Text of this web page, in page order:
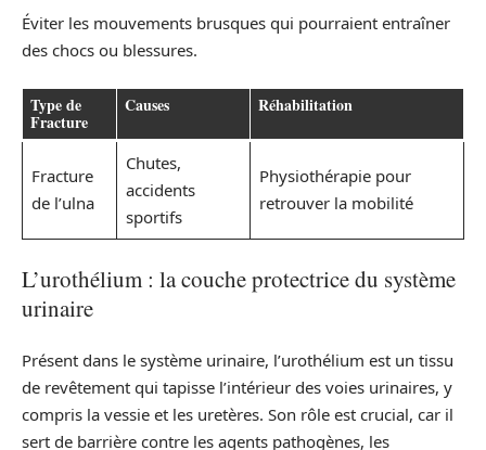
Éviter les mouvements brusques qui pourraient entraîner
des chocs ou blessures.
Type de
Fracture
Causes Réhabilitation
Fracture
de l’ulna
Chutes,
accidents
sportifs
Physiothérapie pour
retrouver la mobilité
L’urothélium : la couche protectrice du système
urinaire
Présent dans le système urinaire, l’urothélium est un tissu
de revêtement qui tapisse l’intérieur des voies urinaires, y
compris la vessie et les uretères. Son rôle est crucial, car il
sert de barrière contre les agents pathogènes, les